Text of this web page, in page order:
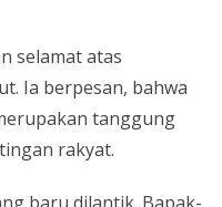
selamat atas
Ia berpesan, bahwa
tanggung
rakyat.